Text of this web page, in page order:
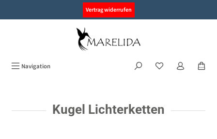
Vertrag widerrufen
Navigation
Kugel Lichterketten